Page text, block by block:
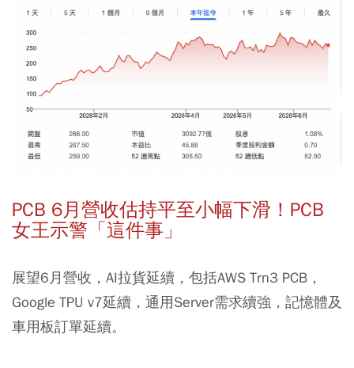
PCB 6月營收估持平至小幅下滑！PCB
女王示警「這件事」
展望6月營收，AI拉貨延續，包括AWS Trn3 PCB，
Google TPU v7延續，通用Server需求續強，記憶體及
車用板訂單延續。